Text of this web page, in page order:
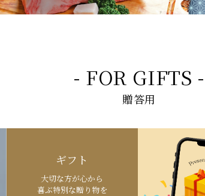
- FOR GIFTS -
贈答用
ギフト
大切な方が心から
喜ぶ特別な贈り物を